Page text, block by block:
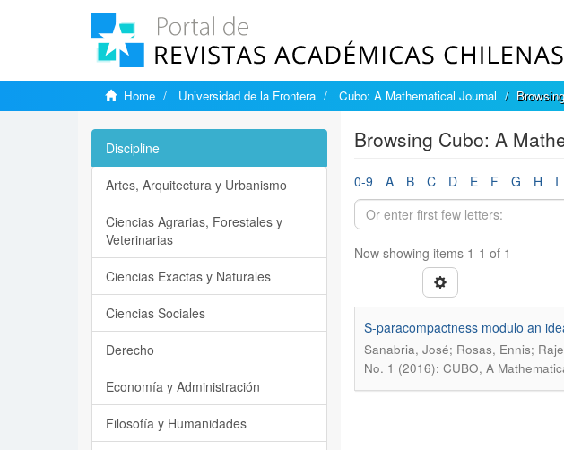
Home Universidad de la Frontera Cubo: A Mathematical Journal
Browsing Cubo: A
0-9 A B C D E F G H I
Now showing items 1-1 of 1
S-paracompactness modulo an
Sanabria, José; Rosas, Ennis;
No. 1 (2016): CUBO, A
Discipline
Artes, Arquitectura y Urbanismo
Ciencias Agrarias, Forestales y
Veterinarias
Ciencias Exactas y Naturales
Ciencias Sociales
Derecho
Economía y Administración
Filosofía y Humanidades